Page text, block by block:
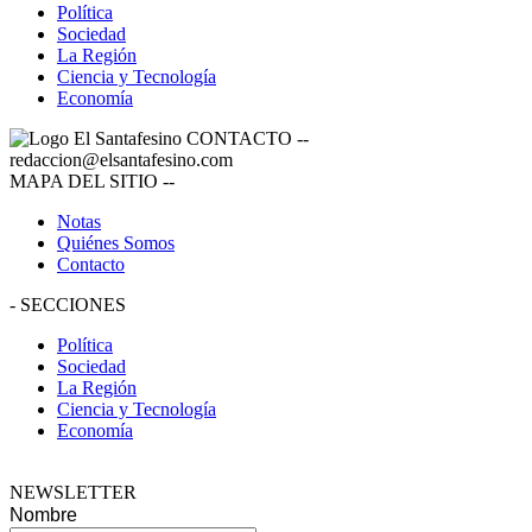
Política
Sociedad
La Región
Ciencia y Tecnología
Economía
CONTACTO --
redaccion@elsantafesino.com
MAPA DEL SITIO --
Notas
Quiénes Somos
Contacto
- SECCIONES
Política
Sociedad
La Región
Ciencia y Tecnología
Economía
NEWSLETTER
Nombre